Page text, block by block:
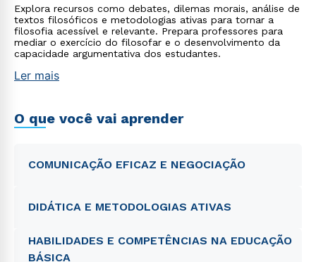
Explora recursos como debates, dilemas morais, análise de
textos filosóficos e metodologias ativas para tornar a
filosofia acessível e relevante. Prepara professores para
mediar o exercício do filosofar e o desenvolvimento da
capacidade argumentativa dos estudantes.
Ler mais
O que você vai aprender
COMUNICAÇÃO EFICAZ E NEGOCIAÇÃO
DIDÁTICA E METODOLOGIAS ATIVAS
HABILIDADES E COMPETÊNCIAS NA EDUCAÇÃO
BÁSICA